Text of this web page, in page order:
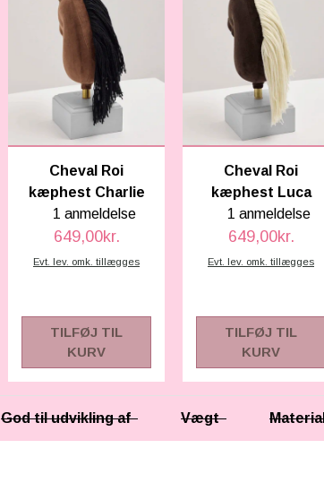
Cheval Roi
kæphest Charlie
1 anmeldelse
649,00kr.
Evt. lev. omk. tillægges
TILFØJ TIL
KURV
Cheval Roi
kæphest Luca
1 anmeldelse
649,00kr.
Evt. lev. omk. tillægges
TILFØJ TIL
KURV
God til udvikling af Vægt